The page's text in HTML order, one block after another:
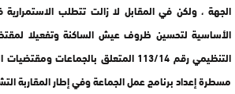
الجهة ، ولكن في المقابل لا زالت تتطلب
التنظيمي رقم 113/14 المتعلق بالجماعات ومقتضيات المرسوم
مسطرة إعداد برنامج عمل الجماعة وفي إطار المقاربة